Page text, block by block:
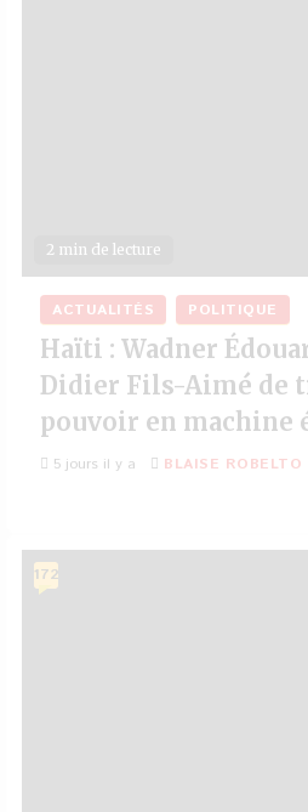
2 min de lecture
ACTUALITÉS POLITIQUE
Haïti : Wadner
Didier Fils-Aimé de
pouvoir en machine
5 jours il y a BLAISE ROBELTO
172